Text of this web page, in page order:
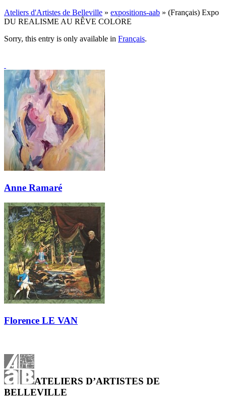
Ateliers d'Artistes de Belleville » expositions-aab » (Français) Expo
DU REALISME AU RÊVE COLORE
Sorry, this entry is only available in Français.
Anne Ramaré
Florence LE VAN
ATELIERS D’ARTISTES DE
BELLEVILLE